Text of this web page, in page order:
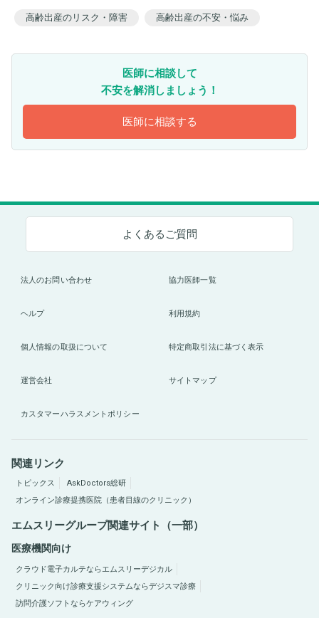
高齢出産のリスク・障害 高齢出産の不安・悩み
医師に相談して
不安を解消しましょう！
医師に相談する
よくあるご質問
法人のお問い合わせ 協力医師一覧
ヘルプ 利用規約
個人情報の取扱について 特定商取引法に基づく表示
運営会社 サイトマップ
カスタマーハラスメントポリシー
関連リンク
トピックス
AskDoctors総研
オンライン診療提携医院（患者目線のクリニック）
エムスリーグループ関連サイト（一部）
医療機関向け
クラウド電子カルテならエムスリーデジカル
クリニック向け診療支援システムならデジスマ診療
訪問介護ソフトならケアウィング